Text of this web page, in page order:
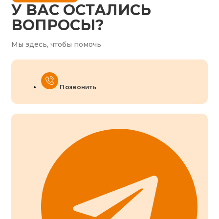
У ВАС ОСТАЛИСЬ
ВОПРОСЫ?
Мы здесь, чтобы помочь
Позвонить